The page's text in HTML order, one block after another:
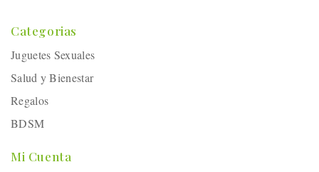
Categorias
Juguetes Sexuales
Salud y Bienestar
Regalos
BDSM
Mi Cuenta